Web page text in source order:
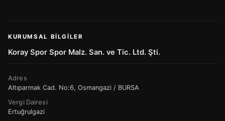
KURUMSAL BILGILER
Koray Spor Spor Malz. San. ve Tic. Ltd. Şti.
Adres
Altıparmak Cad. No:6, Osmangazi / BURSA
Vergi Dairesi
Ertuğrulgazi